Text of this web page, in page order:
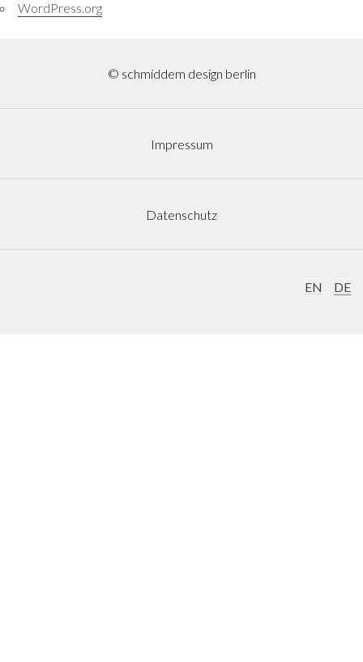
WordPress.org
© schmiddem design berlin
Impressum
Datenschutz
EN DE